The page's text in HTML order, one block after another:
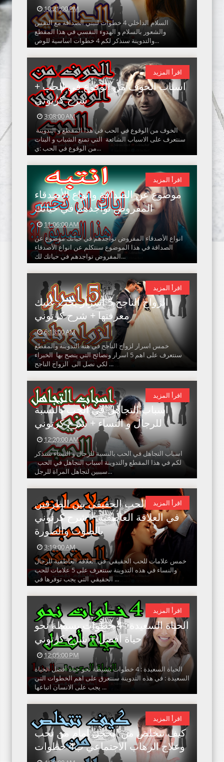
10:21:00 PM
السلام الداخلي 4 خطوات لتبني الصداقة مع النفس
والشعور بالسلام و الهدوء النفسي في هذا المقطع
والتدوينة سنذكر لكم 4 خطوات اساسية للوص...
اسباب الخوف من الوقوع في الحب +
شرح كرتوني
3:08:00 AM
سنتعرف على الاسباب الشائعة التي تمنع الشباب و البنات
من الوقوع في الحب :ي...
اقرأ المزيد
موضوع عن الصداقة وانواع الأصدقاء
المفروض تواجدهم في حياتك
11:06:00 AM
انواع الأصدقاء المفروض تواجدهم في حياتك موضوع عن
الصداقة في هذا الموضوع سنتكلم عن انواع الأصدقاء
المفروض تواجدهم في حياتك لك...
اقرأ المزيد
الزواج الناجح 5 اسرار يجب عليك
معرفتها + شرح كرتوني
6:13:00 AM
خمس اسرار لزواج الناجح في هته التدوينة والمقطع
سنتعرف على اهم 5 اسرار ونصائح التي ينصح بها الخبراء
لكي نصل الى الزواج الناجح ...
اقرأ المزيد
اسباب التجاهل في الحب بالنسبة
للرجال و النساء + شرح كرتوني
12:20:00 AM
اسباب التجاهل في الحب بالنسبة للرجال و النساء سنذكر
لكم في هذا المقطع والتدوينة اسباب التجاهل في الحب
سببين لتجاهل المراة للرجل...
اقرأ المزيد
علامات الحب الحقيقي بين الطرفين
في العلاقة العاطفية + شرح كرتوني
بالصوت والصورة
3:19:00 AM
خمس علامات للحب الحقيقي في العلاقة العاطفية للرجال
والنساء في هذه التدوينة سنتعرف على 5 علامات للحب
الحقيقي التي يجب توفرها في ...
اقرأ المزيد
الحياة السعيدة : 4 خطوات بسيطة نحو
حياة أفضل + شرح كرتوني
12:05:00 PM
الحياة السعيدة : 4 خطوات بسيطة نحو حياة أفضل الحياة
السعيدة : في هذه التدوينة سنتعرق على اهم الخطوات التي
يجب على الانسان اتباعها ...
اقرأ المزيد
كيف تتخلص من الخجل امام من تحب
وعلاج الرهاب الاجتماعي ب4 خطوات
اقرأ المزيد